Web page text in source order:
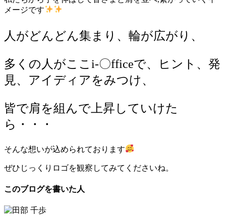
メージです
人がどんどん集まり、輪が広がり、
多くの人がここi-〇fficeで、ヒント、発
見、アイディアをみつけ、
皆で肩を組んで上昇していけた
ら・・・
そんな想いが込められております
ぜひじっくりロゴを観察してみてくださいね。
このブログを書いた人